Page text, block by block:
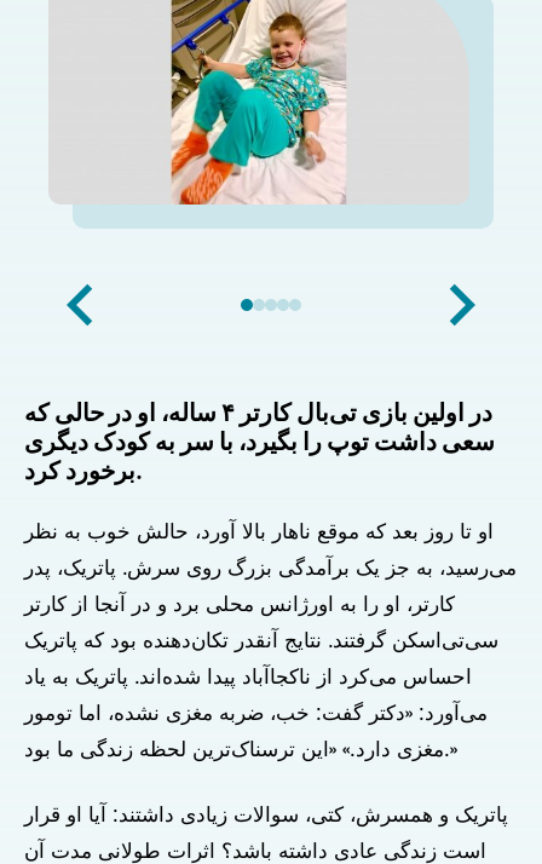
در اولین بازی تی‌بال کارتر ۴ ساله، او در حالی که
سعی داشت توپ را بگیرد، با سر به کودک دیگری
برخورد کرد.
او تا روز بعد که موقع ناهار بالا آورد، حالش خوب به نظر
می‌رسید، به جز یک برآمدگی بزرگ روی سرش. پاتریک، پدر
کارتر، او را به اورژانس محلی برد و در آنجا از کارتر
سی‌تی‌اسکن گرفتند. نتایج آنقدر تکان‌دهنده بود که پاتریک
احساس می‌کرد از ناکجاآباد پیدا شده‌اند. پاتریک به یاد
می‌آورد: «دکتر گفت: خب، ضربه مغزی نشده، اما تومور
مغزی دارد.» «این ترسناک‌ترین لحظه زندگی ما بود.»
پاتریک و همسرش، کتی، سوالات زیادی داشتند: آیا او قرار
است زندگی عادی داشته باشد؟ اثرات طولانی مدت آن